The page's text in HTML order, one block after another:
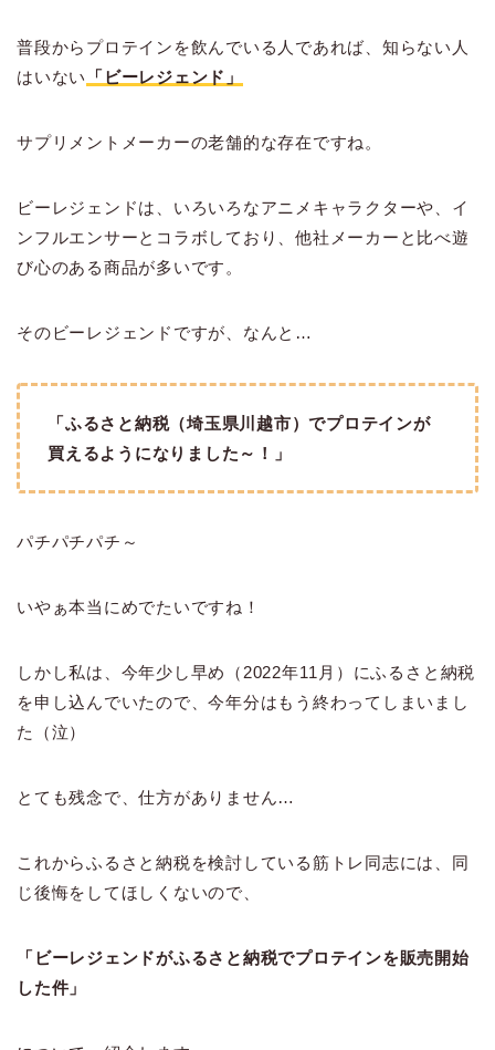
普段からプロテインを飲んでいる人であれば、知らない人
はいない
「ビーレジェンド」
サプリメントメーカーの老舗的な存在ですね。
ビーレジェンドは、いろいろなアニメキャラクターや、イ
ンフルエンサーとコラボしており、他社メーカーと比べ遊
び心のある商品が多いです。
そのビーレジェンドですが、なんと…
「ふるさと納税（埼玉県川越市）でプロテインが
買えるようになりました～！」
パチパチパチ～
いやぁ本当にめでたいですね！
しかし私は、今年少し早め（2022年11月）にふるさと納税
を申し込んでいたので、今年分はもう終わってしまいまし
た（泣）
とても残念で、仕方がありません…
これからふるさと納税を検討している筋トレ同志には、同
じ後悔をしてほしくないので、
「ビーレジェンドがふるさと納税でプロテインを販売開始
した件」